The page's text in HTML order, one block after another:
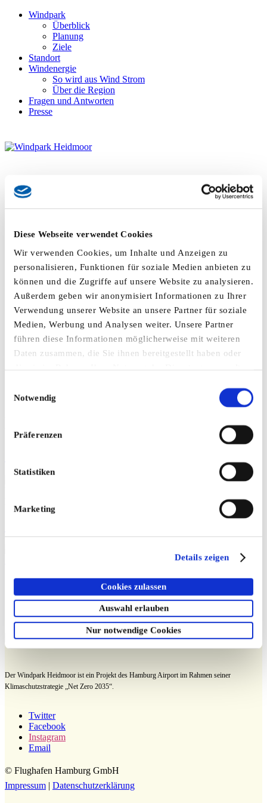
Diese Webseite verwendet Cookies
Wir verwenden Cookies, um Inhalte und Anzeigen zu
personalisieren, Funktionen für soziale Medien anbieten zu
können und die Zugriffe auf unsere Website zu analysieren.
Außerdem geben wir anonymisiert Informationen zu Ihrer
Verwendung unserer Website an unsere Partner für soziale
Medien, Werbung und Analysen weiter. Unsere Partner
führen diese Informationen möglicherweise mit weiteren
Daten zusammen, die Sie ihnen bereitgestellt haben oder
finden Sie auch in der
Notwendig
Präferenzen
Statistiken
Marketing
Details zeigen
Cookies zulassen
Auswahl erlauben
Nur notwendige Cookies
Windpark
Überblick
Planung
Ziele
Standort
Windenergie
So wird aus Wind Strom
Über die Region
Fragen und Antworten
Presse
UNSER WINDPARK
HEIDMOOR
Zahlen, Daten, Fakten und Hintergründe – hier erfahren Sie alles
rund um den Windpark Heidmoor.
Windpark Heidmoor entsteht.
Der Windpark Heidmoor ist ein Projekt des Hamburg Airport im Rahmen seiner
Klimaschutzstrategie „Net Zero 2035“.
Twitter
Facebook
Instagram
Email
© Flughafen Hamburg GmbH
Impressum | Datenschutzerklärung